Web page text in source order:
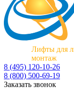
Лифты для
монтаж
8 (495) 120-10-26
8 (800) 500-69-19
Заказать звонок